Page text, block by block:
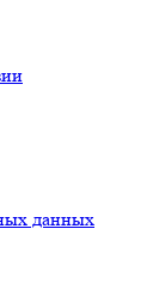
данных